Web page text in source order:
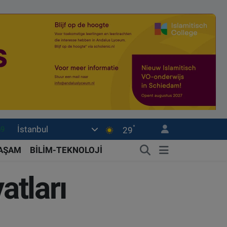
İstanbul 29°
BİLİM-TEKNOLOJİ